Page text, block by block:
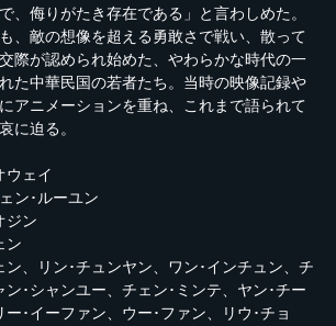
、侮りがたき存在である」と言わしめた。
、敵の想像を超える勇敢さで戦い、散って
際が認められ始めた、やわらかな時代の一
た中華民国の若者たち。当時の映像記録や
アニメーションを重ね、これまで語られて
に迫る。
ウェイ
ン･ルーユン
ジン
ン
ン、リン･チュンヤン、ワン･インチュン、チ
ン･シャンユー、チェン･ミンテ、ヤン･チー
ー･イーファン、ウー･ファン、リウ･チョ